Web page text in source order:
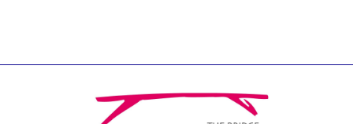
Timothy Radcliffe
Vaclav Klaus
Vassilios Skouris